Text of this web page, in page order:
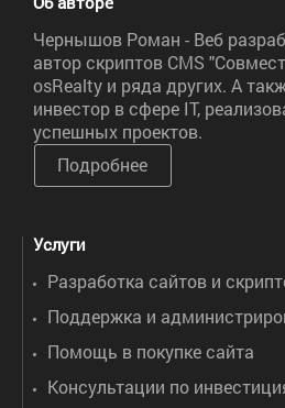
Чернышов Роман - Веб
автор скриптов CMS
osRealty и ряда других. А
инвестор в сфере IT,
успешных проектов.
Подробнее
Услуги
Разработка сайтов и
Поддержка и
Помощь в покупке сайта
Консультации по